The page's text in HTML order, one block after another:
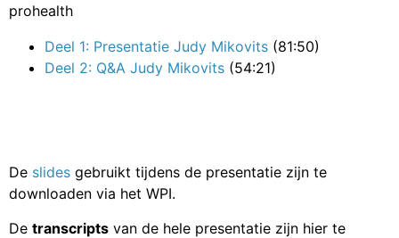
prohealth
Deel 1: Presentatie Judy Mikovits (81:50)
Deel 2: Q&A Judy Mikovits (54:21)
De slides gebruikt tijdens de presentatie zijn te
downloaden via het WPI.
De transcripts van de hele presentatie zijn hier te